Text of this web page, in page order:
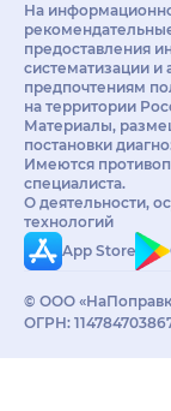
На
предоставления
систематизации и
предпочтениям
на территории
Материалы,
постановки
Имеются
специалиста.
О деятельности,
технологий
App Store
© ООО
ОГРН: